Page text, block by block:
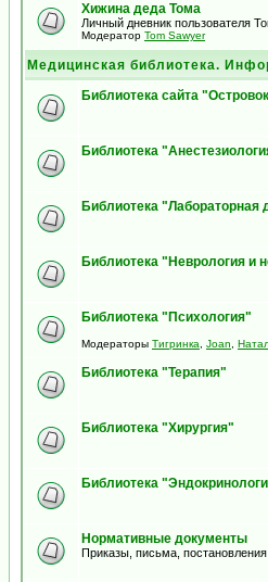
Хижина деда Тома
Личный дневник пользователя
Модератор Tom Sawyer
Медицинская библиотека.
Библиотека сайта
Библиотека
Библиотека "Лабораторная
Библиотека "Неврология и
Библиотека "Психология"
Модераторы Тигринка Joan
Библиотека "Терапия"
Библиотека "Хирургия"
Библиотека
Нормативные документы
Приказы, письма,